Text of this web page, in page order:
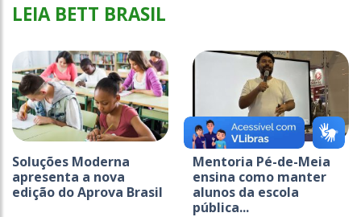
LEIA BETT BRASIL
Soluções Moderna
apresenta a nova
edição do Aprova Brasil
Mentoria Pé-de-Meia
ensina como manter
alunos da escola
pública...